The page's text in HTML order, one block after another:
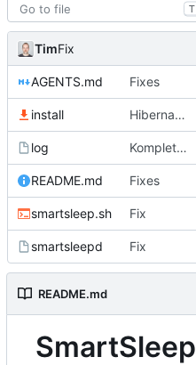
T
TimFix
AGENTS.md Fixes
install Hibernate mit Zeitstempel
log Komplette Überarbeitung
README.md Fixes
smartsleep.sh Fix
smartsleepd Fix
README.md
SmartSleep